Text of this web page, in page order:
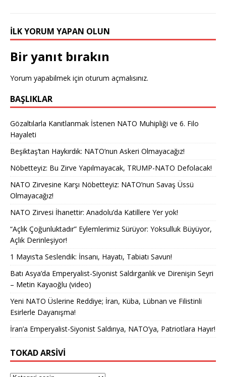
İLK YORUM YAPAN OLUN
Bir yanıt bırakın
Yorum yapabilmek için oturum açmalısınız.
BAŞLIKLAR
Gözaltılarla Kanıtlanmak İstenen NATO Muhipliği ve 6. Filo
Hayaleti
Beşiktaş’tan Haykırdık: NATO’nun Askeri Olmayacağız!
Nöbetteyiz: Bu Zirve Yapılmayacak, TRUMP-NATO Defolacak!
NATO Zirvesine Karşı Nöbetteyiz: NATO’nun Savaş Üssü
Olmayacağız!
NATO Zirvesi İhanettir: Anadolu’da Katillere Yer yok!
“Açlık Çoğunluktadır” Eylemlerimiz Sürüyor: Yoksulluk Büyüyor,
Açlık Derinleşiyor!
1 Mayıs’ta Seslendik: İnsanı, Hayatı, Tabiatı Savun!
Batı Asya’da Emperyalist-Siyonist Saldırganlık ve Direnişin Seyri
– Metin Kayaoğlu (video)
Yeni NATO Üslerine Reddiye; İran, Küba, Lübnan ve Filistinli
Esirlerle Dayanışma!
İran’a Emperyalist-Siyonist Saldırıya, NATO’ya, Patriotlara Hayır!
TOKAD ARSIVI